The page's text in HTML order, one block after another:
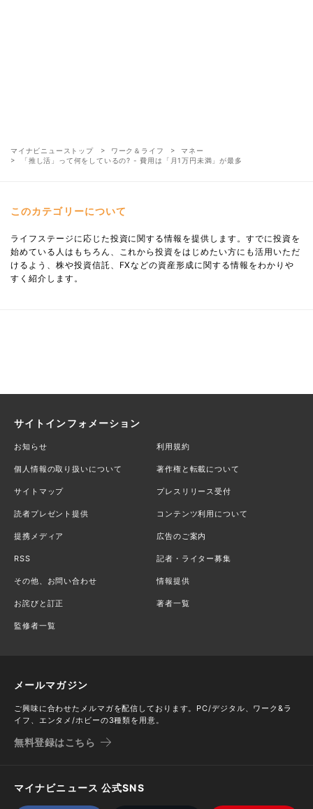
マイナビニューストップ ワーク＆ライフ
マネー
「推し活」って何をしているの? - 費用は「月1万円未満」が最多
このカテゴリーについて
ライフステージに応じた投資に関する情報を提供します。すでに投資を
始めている人はもちろん、これから投資をはじめたい方にも活用いただ
けるよう、株や投資信託、FXなどの資産形成に関する情報をわかりや
すく紹介します。
サイトインフォメーション
お知らせ 利用規約
個人情報の取り扱いについて 著作権と転載について
サイトマップ プレスリリース受付
読者プレゼント提供 コンテンツ利用について
提携メディア 広告のご案内
RSS 記者・ライター募集
その他、お問い合わせ 情報提供
お詫びと訂正 著者一覧
監修者一覧
メールマガジン
ご興味に合わせたメルマガを配信しております。PC/デジタル、ワーク&ラ
イフ、エンタメ/ホビーの3種類を用意。
無料登録はこちら
マイナビニュース 公式SNS